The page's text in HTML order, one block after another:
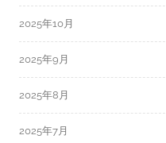
2025年10月
2025年9月
2025年8月
2025年7月